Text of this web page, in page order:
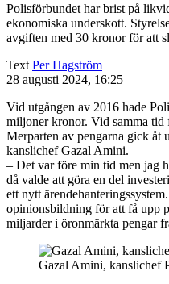
Polisförbundet har brist på
ekonomiska underskott.
avgiften med 30 kronor för att
Text Per Hagström
28 augusti 2024, 16:25
Vid utgången av 2016 hade
miljoner kronor. Vid samma tid
Merparten av pengarna gick åt
kanslichef Gazal Amini.
– Det var före min tid men jag
då valde att göra en del
ett nytt
opini­onsbildning för att få upp
miljarder i öronmärkta pengar
Gazal Amini, kanslichef